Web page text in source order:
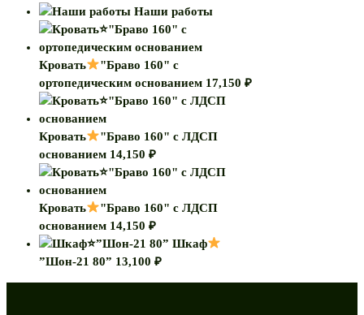
Наши работы
Кровать
"Браво 160" с
ортопедическим основанием 17,150 ₽
Кровать
"Браво 160" с ЛДСП
основанием 14,150 ₽
Кровать
"Браво 160" с ЛДСП
основанием 14,150 ₽
Шкаф
”Шон-21 80” 13,100 ₽